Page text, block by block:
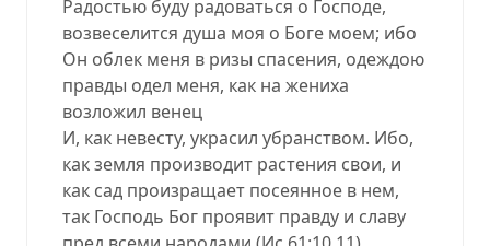
Радостью буду радоваться о Господе,
возвеселится душа моя о Боге моем; ибо
Он облек меня в ризы спасения, одеждою
правды одел меня, как на жениха
возложил венец
И, как невесту, украсил убранством. Ибо,
как земля производит растения свои, и
как сад произращает посеянное в нем,
так Господь Бог проявит правду и славу